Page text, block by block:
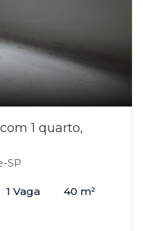
1 quarto,
SP
1 Vaga 40 m²